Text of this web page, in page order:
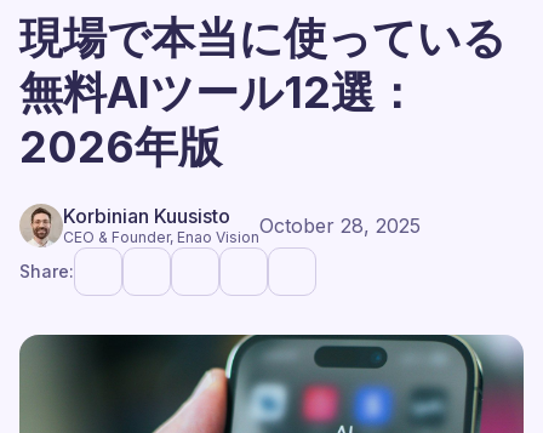
現場で本当に使っている
無料AIツール12選：
2026年版
Korbinian Kuusisto
CEO & Founder, Enao VisionOctober 28, 2025
Share: